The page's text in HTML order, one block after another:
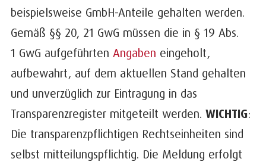
beispielsweise GmbH-Anteile gehalten werden.
Gemäß §§ 20, 21 GwG müssen die in § 19 Abs.
1 GwG aufgeführten Angaben eingeholt,
aufbewahrt, auf dem aktuellen Stand gehalten
und unverzüglich zur Eintragung in das
Transparenzregister mitgeteilt werden. WICHTIG:
Die transparenzpflichtigen Rechtseinheiten sind
selbst mitteilungspflichtig. Die Meldung erfolgt